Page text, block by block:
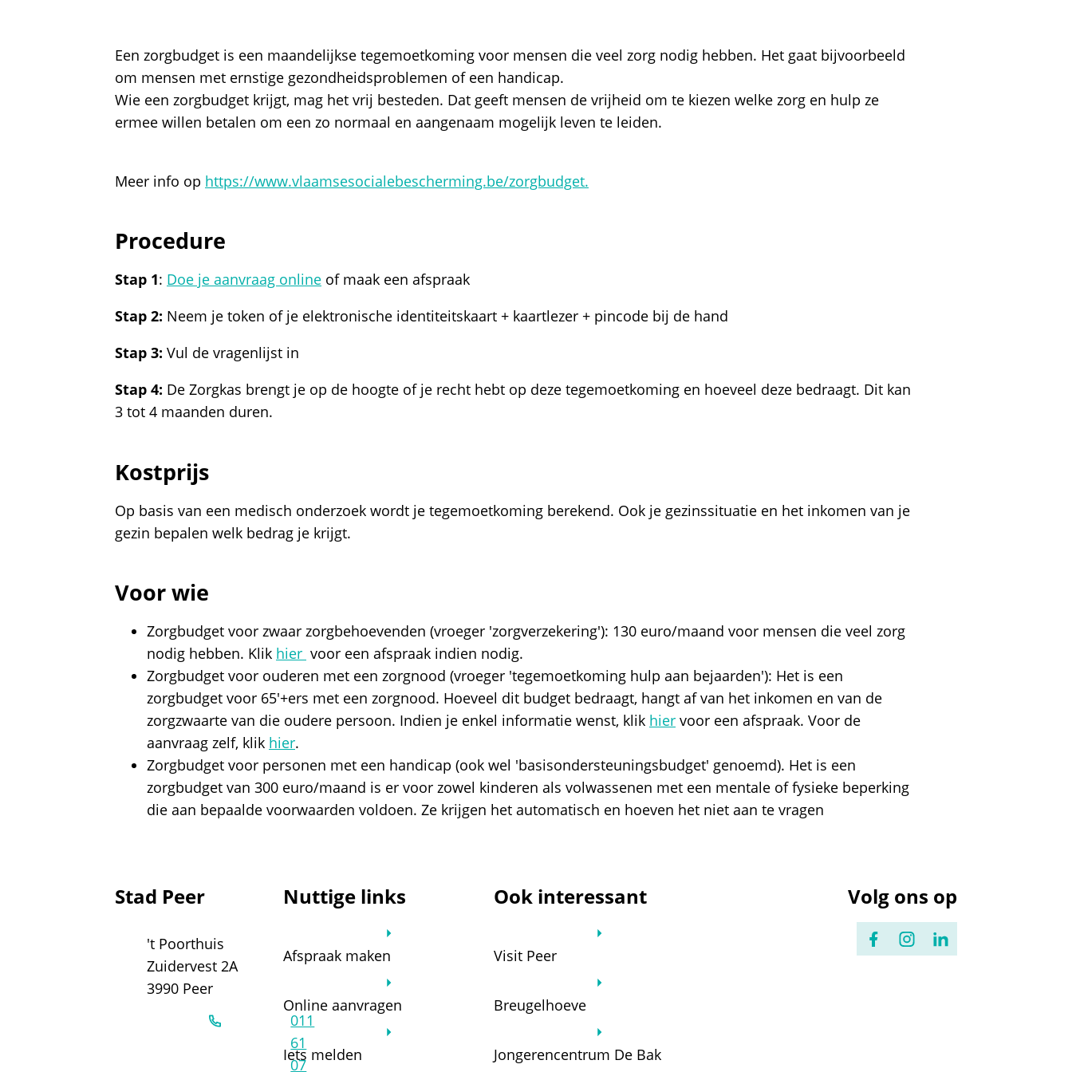
Een zorgbudget is een maandelijkse tegemoetkoming voor mensen die veel zorg nodig hebben. Het gaat bijvoorbeeld
om mensen met ernstige gezondheidsproblemen of een handicap.
Wie een zorgbudget krijgt, mag het vrij besteden. Dat geeft mensen de vrijheid om te kiezen welke zorg en hulp ze
ermee willen betalen om een zo normaal en aangenaam mogelijk leven te leiden.
Meer info op https://www.vlaamsesocialebescherming.be/zorgbudget.
Procedure
Stap 1: Doe je aanvraag online of maak een afspraak
Stap 2: Neem je token of je elektronische identiteitskaart + kaartlezer + pincode bij de hand
Stap 3: Vul de vragenlijst in
Stap 4: De Zorgkas brengt je op de hoogte of je recht hebt op deze tegemoetkoming en hoeveel deze bedraagt. Dit kan
3 tot 4 maanden duren.
Kostprijs
Op basis van een medisch onderzoek wordt je tegemoetkoming berekend. Ook je gezinssituatie en het inkomen van je
gezin bepalen welk bedrag je krijgt.
Voor wie
Zorgbudget voor zwaar zorgbehoevenden (vroeger 'zorgverzekering'): 130 euro/maand voor mensen die veel zorg
nodig hebben. Klik hier voor een afspraak indien nodig.
Zorgbudget voor ouderen met een zorgnood (vroeger 'tegemoetkoming hulp aan bejaarden'): Het is een
zorgbudget voor 65'+ers met een zorgnood. Hoeveel dit budget bedraagt, hangt af van het inkomen en van de
zorgzwaarte van die oudere persoon. Indien je enkel informatie wenst, klik hier voor een afspraak. Voor de
aanvraag zelf, klik hier.
Zorgbudget voor personen met een handicap (ook wel 'basisondersteuningsbudget' genoemd). Het is een
zorgbudget van 300 euro/maand is er voor zowel kinderen als volwassenen met een mentale of fysieke beperking
die aan bepaalde voorwaarden voldoen. Ze krijgen het automatisch en hoeven het niet aan te vragen
Contact & openingsuren
Stad Peer
Adres't Poorthuis
Zuidervest 2A
,3990 Peer
011
61
07
Nuttige links
Afspraak maken
Online aanvragen
Iets melden
Ook interessant
Visit Peer
Breugelhoeve
Jongerencentrum De Bak
Volg ons op
FacebookInstagramLinkedIn